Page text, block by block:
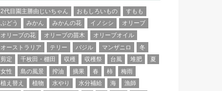
2代目園主勝由じいちゃん おもしろいもの
すもも
ぶどう
みかん みかんの花 イノシシ
オリーブ
オリーブの花
オリーブの苗木
オリーブオイル
オーストラリア
テリー バジル マンザニロ
冬
剪定
千枚田・棚田 収穫 収穫祭 台風 堆肥
夏
女性
島の風景 搾油 摘果 春 柿
梅雨
植え替え
植物 水やり 水分補給 海
漁師